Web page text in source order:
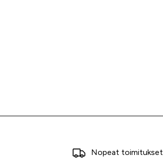
Nopeat toimitukset